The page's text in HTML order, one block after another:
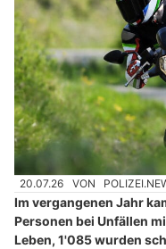
20.07.26 VON
Im vergangenen Jahr
Personen bei Unfällen
Leben, 1'085 wurden